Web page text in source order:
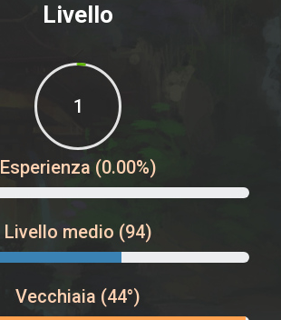
Livello
1
Esperienza (0.00%)
Livello medio (94)
Vecchiaia (44°)